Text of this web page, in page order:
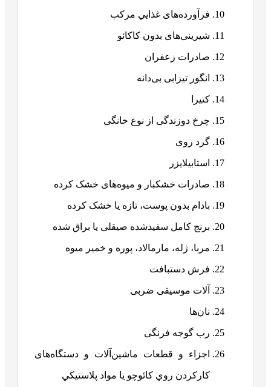
فرآورده‌های غذايي مركب
شیرینی‌های بدون کاکائو
صادرات زعفران
انگور تیزابی بی‌دانه
کتیرا
چرخ دوزندگی از نوع خانگی
گرد روی
استابيلايزر
صادرات خشکبار و میوه‌های خشک کرده
بادام بدون پوست، تازه یا خشک کرده
برنج کامل سفیدشده صیقلی یا براق شده
مربا، ژله، مارمالاد، پوره و خمير ميوه
فرش دستبافت
آلات موسیقی ضربی
نان‌ها
رب گوجه فرنگی
اجزاء و قطعات ماشین‌آلات و دستگاه‌های
کارکردن روي کائوچو يا مواد پلاستيکي